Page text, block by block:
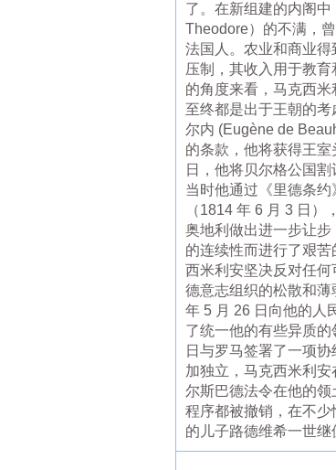
了。在新组建的内阁中
Theodore）的不满，
法国人。农业和商业
压制，其收入用于教
的角度来看，马克西
至终都是出于王朝的考
尔内 (Eugène de
的条款，他将获得王
日，他将贝尔格公国
当时他通过《里德条
（1814 年 6 月 3 日
奥地利做出进一步让
的连续性而进行了艰
西米利安坚决反对任
德意志组织的松散和
年 5 月 26 日向他的人
了统一他的有些异质
日与罗马签署了一项
加独立，马克西米利
尔斯巴德法令在他的
程序都被撤销，在不
的儿子路德维希一世继